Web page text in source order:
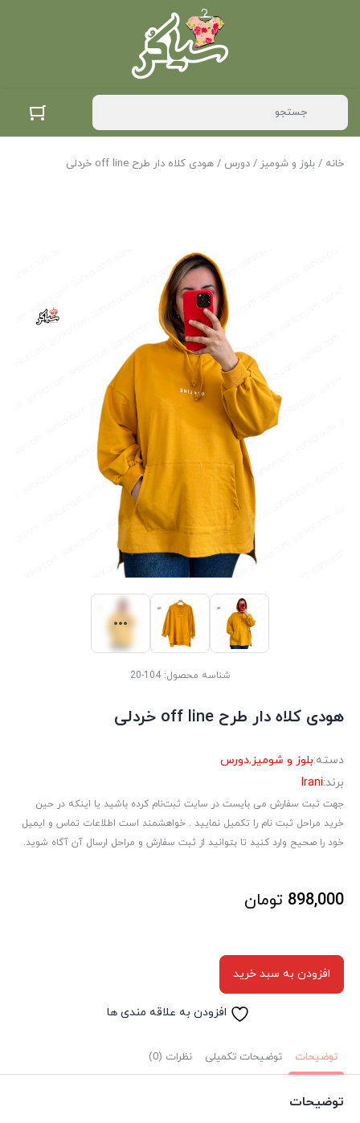
خانه / بلوز و شومیز / دورس / هودی کلاه دار طرح off line خردلی
شناسه محصول:104-20
هودی کلاه دار طرح off line خردلی
دسته:بلوز و شومیز,دورس
برند:Irani
جهت ثبت سفارش می بایست در سایت ثبت‌نام کرده باشید یا اینکه در حین
خرید مراحل ثبت نام را تکمیل نمایید . خواهشمند است اطلاعات تماس و ایمیل
خود را صحیح وارد کنید تا بتوانید از ثبت سفارش و مراحل ارسال آن آگاه شوید.
898,000 تومان
افزودن به سبد خرید
افزودن به علاقه مندی ها
توضیحات توضیحات تکمیلی نظرات (0)
توضیحات